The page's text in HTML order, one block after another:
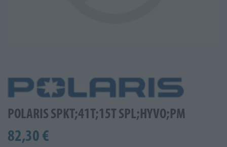
POLARIS SPKT;41T;15T SPL;HYVO;PM
82,30 €